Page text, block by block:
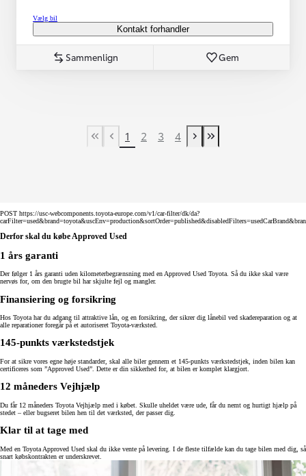
Vælg bil
Kontakt forhandler
Sammenlign Gem
First Page
Tidligere side
1 2 3 4
Næste side
Last Page
POST https://usc-webcomponents.toyota-europe.com/v1/car-filter/dk/da?
Derfor skal du købe Approved Used
1 års garanti
Der følger 1 års garanti uden kilometerbegrænsning med en Approved Used Toyota. Så du ikke skal være
nervøs for, om den brugte bil har skjulte fejl og mangler.
Finansiering og forsikring
Hos Toyota har du adgang til attraktive lån, og en forsikring, der sikrer dig lånebil ved skadereparation og at
alle reparationer foregår på et autoriseret Toyota-værksted.
145-punkts værkstedstjek
For at sikre vores egne høje standarder, skal alle biler gennem et 145-punkts værkstedstjek, inden bilen kan
certificeres som ”Approved Used”. Dette er din sikkerhed for, at bilen er komplet klargjort.
12 måneders Vejhjælp
Du får 12 måneders Toyota Vejhjælp med i købet. Skulle uheldet være ude, får du nemt og hurtigt hjælp på
stedet – eller bugseret bilen hen til det værksted, der passer dig.
Klar til at tage med
Med en Toyota Approved Used skal du ikke vente på levering. I de fleste tilfælde kan du tage bilen med dig, så
snart købskontrakten er underskrevet.